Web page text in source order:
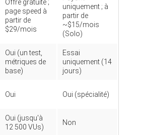
Offre gratuite ;
page speed à
partir de
$29/mois
uniquement ; à
partir de
~$15/mois
(Solo)
Oui (un test,
métriques de
base)
Essai
uniquement (14
jours)
Oui Oui (spécialité)
Oui (jusqu'à
12 500 VUs)
Non